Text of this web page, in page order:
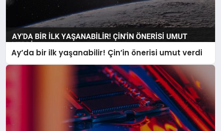
Ay’da bir ilk yaşanabilir! Çin’in önerisi umut verdi